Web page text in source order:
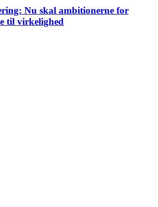
Nu skal ambitionerne for
til virkelighed